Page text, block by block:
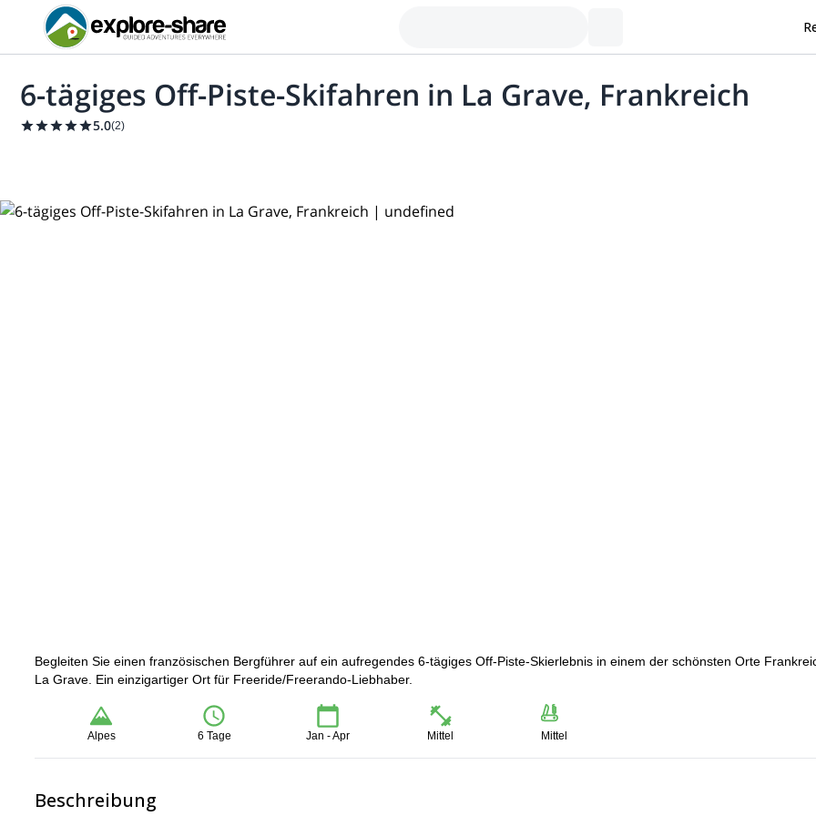
6-tägiges Off-Piste-Skifahren in La Grave, Frankreich
5.0(2)
Begleiten Sie einen französischen Bergführer auf ein aufregendes 6-tägiges Off-Piste-Skierlebnis in einem der schönsten Orte
La Grave. Ein einzigartiger Ort für Freeride/Freerando-Liebhaber.
Alpes 6 Tage Jan - Apr Mittel Mittel
Beschreibung